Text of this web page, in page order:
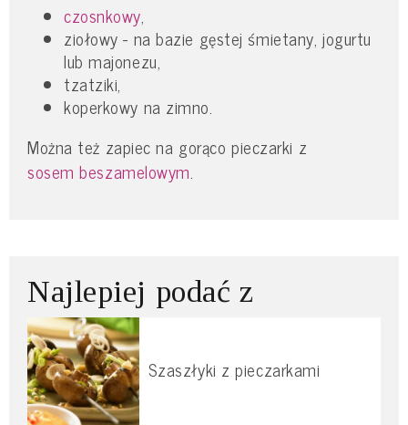
czosnkowy,
ziołowy - na bazie gęstej śmietany, jogurtu
lub majonezu,
tzatziki,
koperkowy na zimno.
Można też zapiec na gorąco pieczarki z
sosem beszamelowym.
Najlepiej podać z
Szaszłyki z pieczarkami